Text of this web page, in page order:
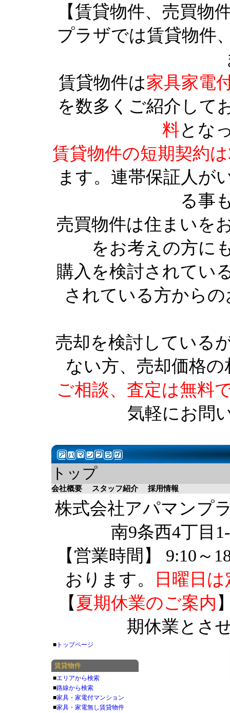
【賃貸物件、売買物
プラザでは賃貸物件
賃貸物件は家具家電
を数多くご紹介して
料とな
賃貸物件の短期契約
ます。連帯保証人が
る事
売買物件は住まいを
をお考えの方に
購入を検討されてい
されている方から
売却を検討している
ない方、売却価格
ご相談、査定は無料
気軽にお問
トップ
会社概要 スタッフ紹介 採用情報
株式会社アパマンプ
南9条西4丁目
【営業時間】 9:10～
おります。
日曜日
【 夏期休業のご案内
期休業とさ
■ トップページ
賃貸物件
■エリアから検索
■路線から検索
■家具・家電付マンション
■家具・家電無し賃貸物件